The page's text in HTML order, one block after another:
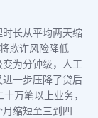
长从平均两天缩
欺诈风险降低
为分钟级，人工
一步压降了贷后
万笔以上业务，
缩短至三到四